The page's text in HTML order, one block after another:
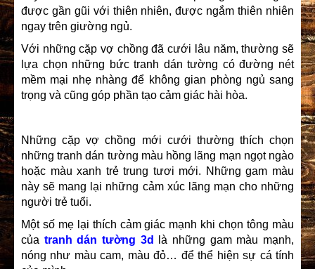
được gần gũi với thiên nhiên, được ngắm thiên nhiên
ngay trên giường ngủ.
Với những cặp vợ chồng đã cưới lâu năm, thường sẽ
lựa chọn những bức tranh dán tường có đường nét
mềm mại nhẹ nhàng để không gian phòng ngủ sang
trọng và cũng góp phần tạo cảm giác hài hòa.
Những cặp vợ chồng mới cưới thường thích chọn
những tranh dán tường màu hồng lãng mạn ngọt ngào
hoặc màu xanh trẻ trung tươi mới. Những gam màu
này sẽ mang lại những cảm xúc lãng mạn cho những
người trẻ tuổi.
Một số mẹ lại thích cảm giác mạnh khi chọn tông màu
của tranh dán tường 3d
là những gam màu mạnh,
nóng như màu cam, màu đỏ… để thể hiện sự cá tính